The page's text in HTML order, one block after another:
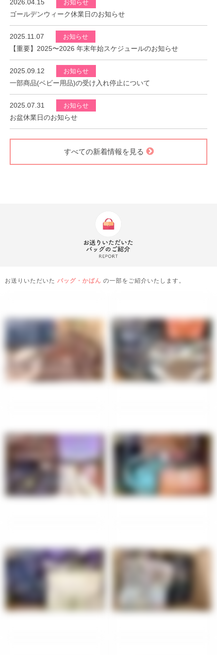
2026.04.15 お知らせ
ゴールデンウィーク休業日のお知らせ
2025.11.07 お知らせ
【重要】2025〜2026 年末年始スケジュールのお知らせ
2025.09.12 お知らせ
一部商品(ベビー用品)の受け入れ停止について
2025.07.31 お知らせ
お盆休業日のお知らせ
すべての新着情報を見る
お送りいただいた バッグ・かばん の一部をご紹介いたします。